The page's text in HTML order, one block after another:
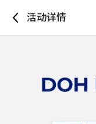
活动详情